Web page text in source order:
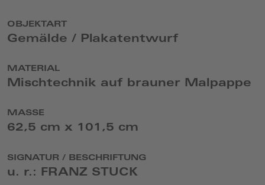
OBJEKTART
Gemälde / Plakatentwurf
MATERIAL
Mischtechnik auf brauner Malpappe
MASSE
62,5 cm x 101,5 cm
SIGNATUR / BESCHRIFTUNG
u. r.: FRANZ STUCK